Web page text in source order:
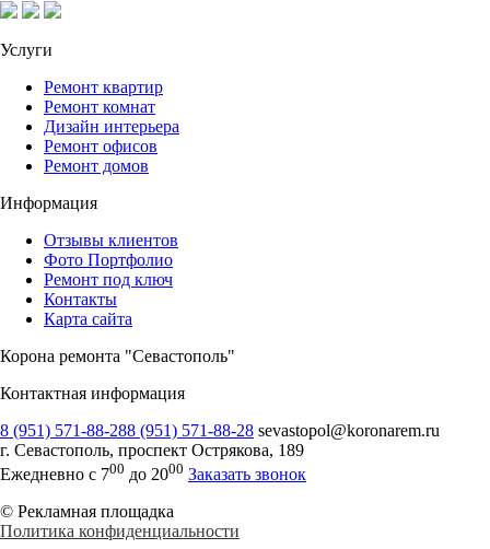
Услуги
Ремонт квартир
Ремонт комнат
Дизайн интерьера
Ремонт офисов
Ремонт домов
Информация
Отзывы клиентов
Фото Портфолио
Ремонт под ключ
Контакты
Карта сайта
Корона ремонта "Севастополь"
Контактная информация
8 (951) 571-88-288 (951) 571-88-28 sevastopol@koronarem.ru
г. Севастополь, проспект Острякова, 189
Ежедневно с 700 до 2000 Заказать звонок
© Рекламная площадка
Политика конфиденциальности